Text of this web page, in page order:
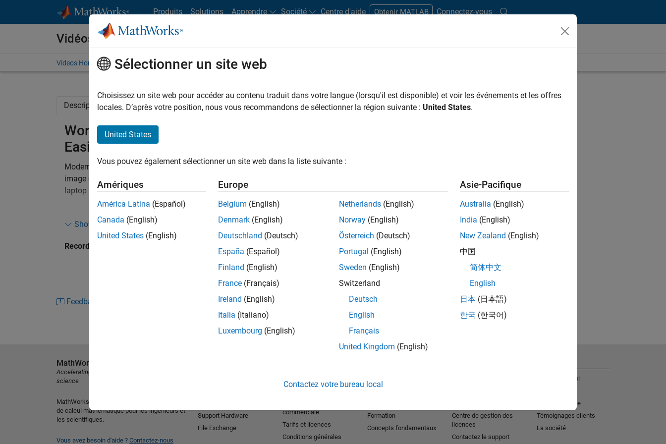
Produits Solutions Apprendre Société Centre d'aide Obtenir MATLAB Connectez-vous
Vidéos
Videos Home Search
Description Related Resources
Working with Large Sets of Images in MATLAB Just Got
Easier
Modern image processing and computer vision problems often require large amounts of video and
image data. For MATLAB
users, this means moving beyond traditional workflows on a desktop or
laptop computer.
In this session, we explore new capabilities that will change the way you handle and process large
sets of images in MATLAB. Topics include:
Reading and managing large collections of images in MATLAB
Using MATLAB apps to interactively test and visualize your image processing algorithms
Applying machine learning techniques to perform image recognition or object categorization
Scaling your algorithm for use on multiple cores on your desktop or a cluster
Show more
Recorded: 25 Mar 2015
Feedback
Sélectionner un site web
Choisissez un site web pour accéder au contenu traduit dans votre langue (lorsqu'il est disponible) et voir les événements et les offres
locales. D’après votre position, nous vous recommandons de sélectionner la région suivante : United States.
United States
Vous pouvez également sélectionner un site web dans la liste suivante :
Amériques
América Latina (Español)
Canada (English)
United States (English)
Europe
Belgium (English)
Denmark (English)
Deutschland (Deutsch)
España (Español)
Finland (English)
France (Français)
Ireland (English)
Italia (Italiano)
Luxembourg (English)
Netherlands (English)
Norway (English)
Österreich (Deutsch)
Portugal (English)
Sweden (English)
Switzerland
Deutsch
English
Français
United Kingdom (English)
Asie-Pacifique
Australia (English)
India (English)
New Zealand (English)
中国
简体中文
English
日本 (日本語)
한국 (한국어)
Contactez votre bureau local
MathWorks
Accelerating the pace of engineering and
science
MathWorks est le leader mondial des logiciels
de calcul mathématique pour les ingénieurs et
les scientifiques.
Vous avez besoin d'aide ? Contactez-nous
Support Hardware
File Exchange
commerciale
Tarifs et licences
Conditions générales
Formation
Concepts fondamentaux
Centre de gestion des
licences
Contactez le support
Offres d'emploi
Mission sociale
Témoignages clients
La société